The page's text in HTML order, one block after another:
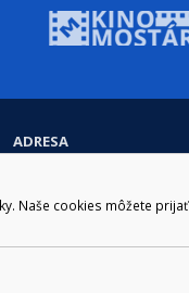
Naše cookies môžete
ADRESA
977 01 Brezno